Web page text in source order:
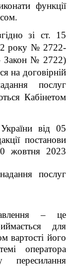
функції
гідно зі ст. 15
року № 2722-
Закон № 2722)
на договірній
послуг
Кабінетом
від 05
постанови
жовтня 2023
послуг
– це
для
вартості його
оператора